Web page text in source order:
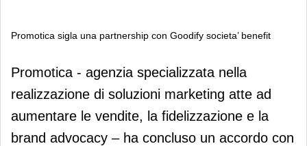
Promotica sigla una partnership con Goodify societa’ benefit
Promotica sigla una partnership con
Goodify societa’ benefit
Promotica - agenzia specializzata nella
realizzazione di soluzioni marketing atte ad
aumentare le vendite, la fidelizzazione e la
brand advocacy – ha concluso un accordo con